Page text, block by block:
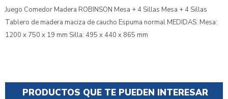
Juego Comedor Madera ROBINSON Mesa + 4 Sillas Mesa + 4 Sillas
Tablero de madera maciza de caucho Espuma normal MEDIDAS: Mesa:
1200 x 750 x 19 mm Silla: 495 x 440 x 865 mm
PRODUCTOS QUE TE PUEDEN INTERESAR